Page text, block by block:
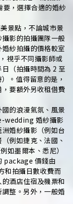
要，選擇合適的婚紗
景點，不論城市景
影的拍攝團隊一般
紗拍攝的價格較室
視乎不同攝影師或
（拍攝時間為 2 至
。值得留意的是，
要額外另收租借費
的浪漫氣氛、風景
wedding 婚紗攝影
婚紗攝影（例如台
例如捷克、法國、
墨爾本、悉尼）
package 價錢由
和拍攝日數收費而
酒店住宿及機票和
整。另外，一般婚